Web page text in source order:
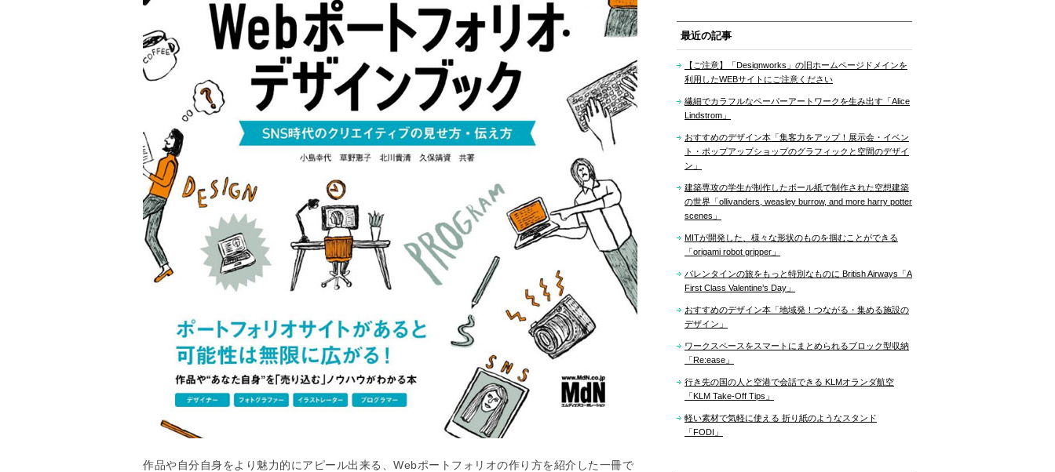
作品や自分自身をより魅力的にアピール出来る、Webポートフォリオの作り方を紹介した一冊で
最近の記事
【ご注意】「Designworks」の旧ホームページドメインを
利用したWEBサイトにご注意ください
繊細でカラフルなペーパーアートワークを生み出す「Alice
Lindstrom」
おすすめのデザイン本「集客力をアップ！展示会・イベン
ト・ポップアップショップのグラフィックと空間のデザイ
ン」
建築専攻の学生が制作したボール紙で制作された空想建築
の世界「ollivanders, weasley burrow, and more harry potter
scenes」
MITが開発した、様々な形状のものを掴むことができる
「origami robot gripper」
バレンタインの旅をもっと特別なものに British Airways「A
First Class Valentine’s Day」
おすすめのデザイン本「地域発！つながる・集める施設の
デザイン」
ワークスペースをスマートにまとめられるブロック型収納
「Re:ease」
行き先の国の人と空港で会話できる KLMオランダ航空
「KLM Take-Off Tips」
軽い素材で気軽に使える 折り紙のようなスタンド
「FODI」